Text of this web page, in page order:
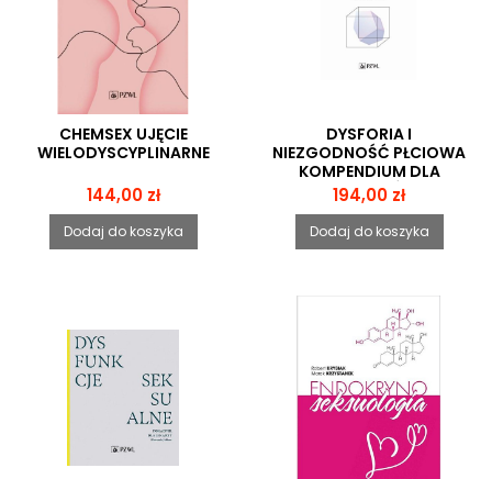
CHEMSEX UJĘCIE
WIELODYSCYPLINARNE
Cena
144,00 zł
Dodaj do koszyka
DYSFORIA I
NIEZGODNOŚĆ PŁCIOWA
KOMPENDIUM DLA
PRAKTYKÓW
Cena
194,00 zł
Dodaj do koszyka